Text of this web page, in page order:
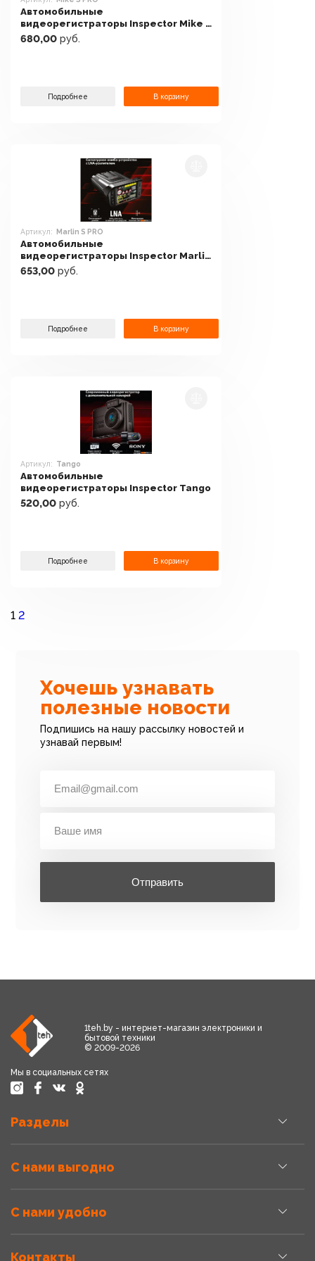
Автомобильные
видеорегистраторы Inspector Mike S
PRO
680,00 руб.
Подробнее В корзину
Артикул: Marlin S PRO
Автомобильные
видеорегистраторы Inspector Marlin
S PRO
653,00 руб.
Подробнее В корзину
Артикул: Tango
Автомобильные
видеорегистраторы Inspector Tango
520,00 руб.
Подробнее В корзину
1 2
Хочешь узнавать
полезные новости
Подпишись на нашу рассылку новостей и
узнавай первым!
Отправить
1teh.by - интернет-магазин электроники и
бытовой техники
© 2009-2026
Мы в социальных сетях
Разделы
С нами выгодно
С нами удобно
Контакты